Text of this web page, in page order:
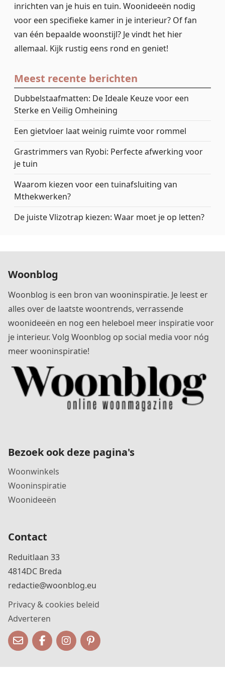
inrichten van je huis en tuin. Woonideeën nodig
voor een specifieke kamer in je interieur? Of fan
van één bepaalde woonstijl? Je vindt het hier
allemaal. Kijk rustig eens rond en geniet!
Meest recente berichten
Dubbelstaafmatten: De Ideale Keuze voor een
Sterke en Veilig Omheining
Een gietvloer laat weinig ruimte voor rommel
Grastrimmers van Ryobi: Perfecte afwerking voor
je tuin
Waarom kiezen voor een tuinafsluiting van
Mthekwerken?
De juiste Vlizotrap kiezen: Waar moet je op letten?
Woonblog
Woonblog is een bron van wooninspiratie. Je leest er
alles over de laatste woontrends, verrassende
woonideeën en nog een heleboel meer inspiratie voor
je interieur. Volg Woonblog op social media voor nóg
meer wooninspiratie!
Bezoek ook deze pagina's
Woonwinkels
Wooninspiratie
Woonideeën
Contact
Reduitlaan 33
4814DC Breda
redactie@woonblog.eu
Privacy & cookies beleid
Adverteren